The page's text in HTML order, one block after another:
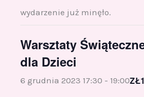
wydarzenie już minęło.
Warsztaty
dla Dzieci
6 grudnia 2023 17:30 - 19:00